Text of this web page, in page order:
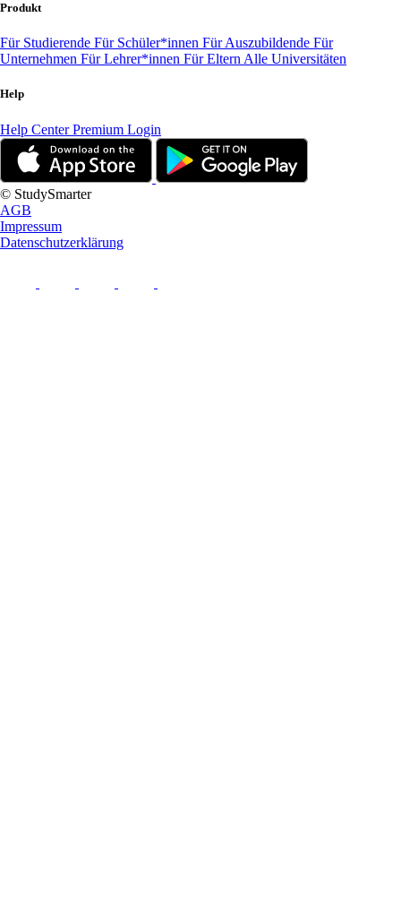
Produkt
Für Studierende Für Schüler*innen Für Auszubildende Für
Unternehmen Für Lehrer*innen Für Eltern Alle Universitäten
Help
Help CenterPremium Login
© StudySmarter
AGB
Impressum
Datenschutzerklärung